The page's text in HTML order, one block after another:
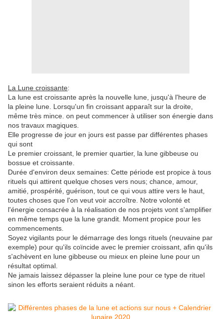
La Lune croissante:
La lune est croissante après la nouvelle lune, jusqu'à l'heure de
la pleine lune. Lorsqu'un fin croissant apparaît sur la droite,
même très mince. on peut commencer à utiliser son énergie dans
nos travaux magiques.
Elle progresse de jour en jours est passe par différentes phases
qui sont
Le premier croissant, le premier quartier, la lune gibbeuse ou
bossue et croissante.
Durée d'environ deux semaines: Cette période est propice à tous
rituels qui attirent quelque choses vers nous; chance, amour,
amitié, prospérité, guérison, tout ce qui vous attire vers le haut,
toutes choses que l'on veut voir accroître. Notre volonté et
l'énergie consacrée à la réalisation de nos projets vont s'amplifier
en même temps que la lune grandit. Moment propice pour les
commencements.
Soyez vigilants pour le démarrage des longs rituels (neuvaine par
exemple) pour qu'ils coïncide avec le premier croissant, afin qu'ils
s'achèvent en lune gibbeuse ou mieux en pleine lune pour un
résultat optimal.
Ne jamais laissez dépasser la pleine lune pour ce type de rituel
sinon les efforts seraient réduits a néant.